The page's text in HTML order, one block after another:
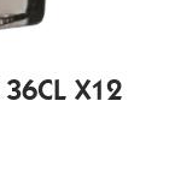
36CL X12